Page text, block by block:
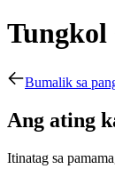
Tungkol
Bumalik sa
Ang ating
Itinatag sa